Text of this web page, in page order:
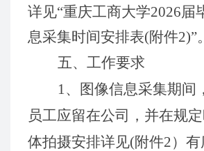
详见“重庆工商大学2026届
息采集时间安排表(附件2)”。
五、工作要求
1、图像信息采集期间
员工应留在公司，并在规
体拍摄安排详见(附件2）